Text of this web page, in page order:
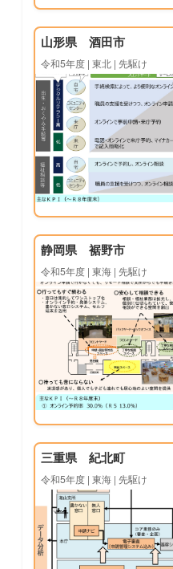
山形県 酒田市
令和5年度 | 東北 | 先駆け
静岡県 裾野市
令和5年度 | 東海 | 先駆け
三重県 紀北町
令和5年度 | 東海 | 先駆け